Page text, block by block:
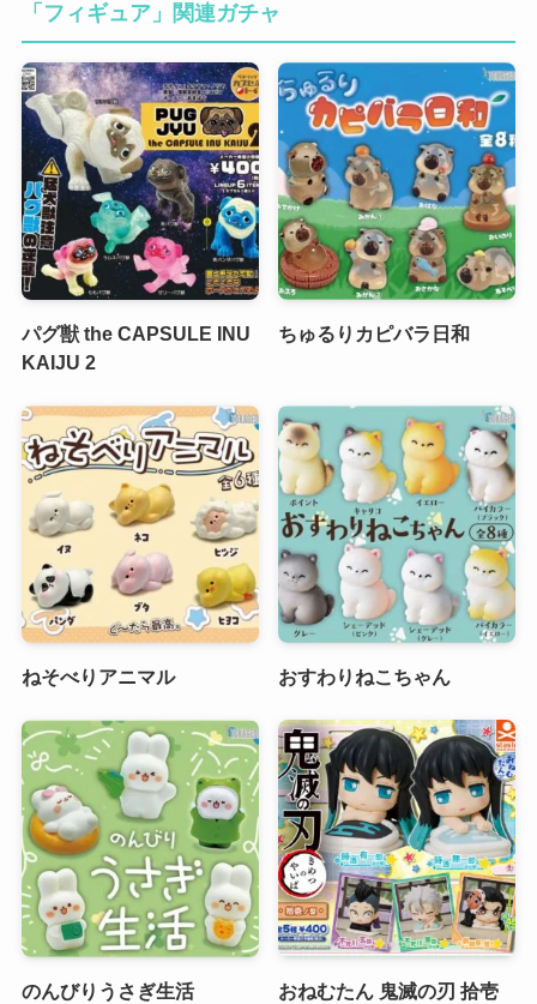
「フィギュア」関連ガチャ
パグ獣 the CAPSULE INU
KAIJU 2
ちゅるりカピバラ日和
ねそべりアニマル おすわりねこちゃん
のんびりうさぎ生活
おねむたん 鬼滅の刃 拾壱